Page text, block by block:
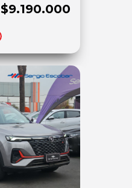
$9.190.000